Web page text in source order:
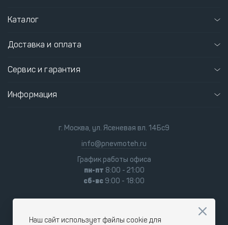
Каталог
Доставка и оплата
Сервис и гарантия
Информация
г. Москва, ул. Ясеневая вл. 14Бс9
info@pnevmoteh.ru
График работы офиса
пн-пт 8:00 - 21:00
сб-вс 9:00 - 18:00
Наш сайт использует файлы cookie для